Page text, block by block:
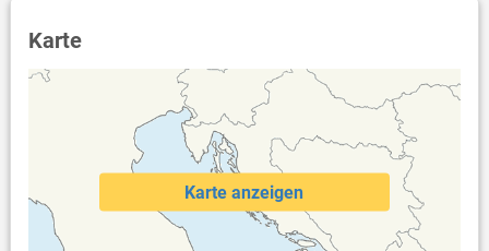
Privater Parkplatz auf dem Grundstück, Garage
Swimmingpool (60 m²)
Kinderbecken
Dusche im Außenbereich
Haustier erlaubt (gegen Gebühr: 15.00 € pro Tag / pro
Haustier)
Klimaanlage im Preis inklusive
Bettwäsche vorhanden
Karte
Karte anzeigen